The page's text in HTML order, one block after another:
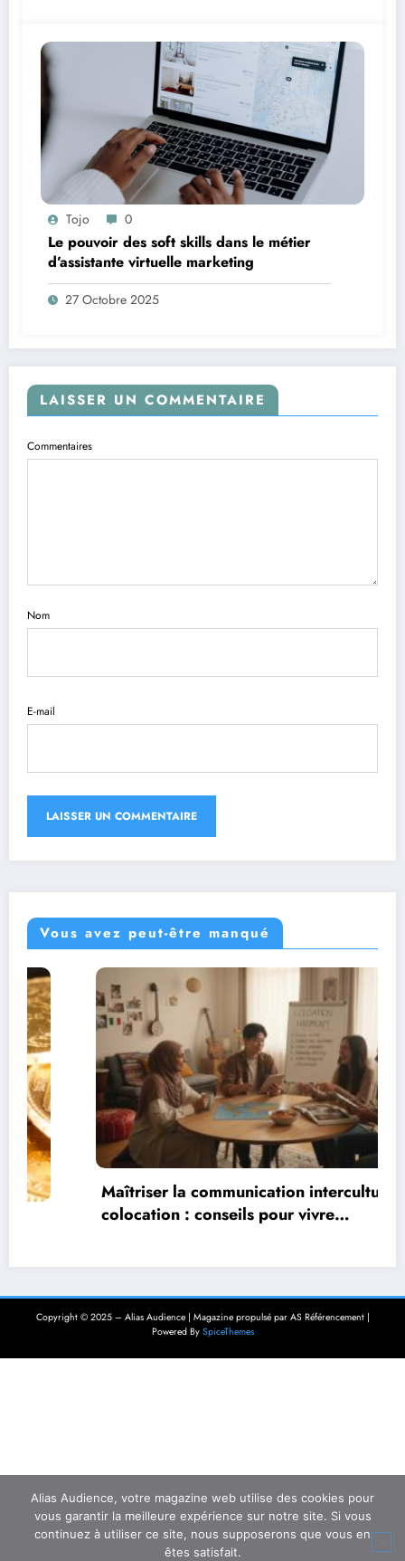
Tojo 0
Le pouvoir des soft skills dans le métier
d’assistante virtuelle marketing
27 Octobre 2025
LAISSER UN COMMENTAIRE
Commentaires
Nom
E-mail
Vous avez peut-être manqué
Maîtriser la communication interculturelle en
colocation : conseils pour vivre
Copyright © 2025 – Alias Audience | Magazine propulsé par AS Référencement |
Powered By SpiceThemes
Alias Audience, votre magazine web utilise des cookies pour
vous garantir la meilleure expérience sur notre site. Si vous
continuez à utiliser ce site, nous supposerons que vous en
êtes satisfait.